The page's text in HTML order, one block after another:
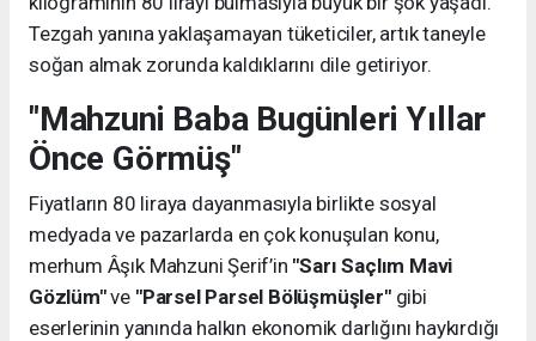
Tezgah yanına yaklaşamayan tüketiciler, artık taneyle
soğan almak zorunda kaldıklarını dile getiriyor.
"Mahzuni Baba Bugünleri Yıllar
Önce Görmüş"
Fiyatların 80 liraya dayanmasıyla birlikte sosyal
medyada ve pazarlarda en çok konuşulan konu,
merhum Âşık Mahzuni Şerif’in "Sarı Saçlım Mavi
Gözlüm"ve "Parsel Parsel Bölüşmüşler"gibi
eserlerinin yanında halkın ekonomik darlığını haykırdığı